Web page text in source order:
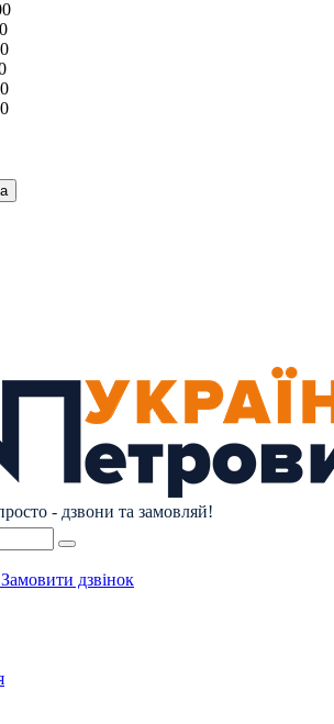
- дзвони та замовляй!
Замовити дзвінок